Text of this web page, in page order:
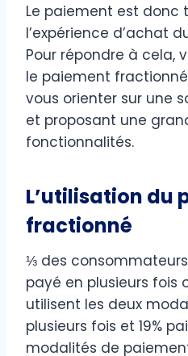
Le paiement est donc
l’expérience d’achat
Pour répondre à cela,
le paiement
vous orienter sur une
et proposant une
fonctionnalités.
L’utilisation du
fractionné
⅓ des
payé en plusieurs fois
utilisent les deux
plusieurs fois et 19%
modalités de